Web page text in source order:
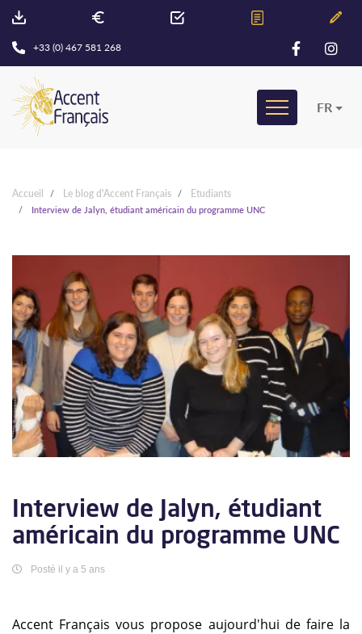
+33 (0) 467 581 268
FR
Accueil Le blog d'Accent Français Etudiants
Interview de Jalyn, étudiant américain du programme UNC
Interview de Jalyn, étudiant
américain du programme UNC
Posté il y a 5 ans
Accent Français vous propose aujourd'hui de faire la